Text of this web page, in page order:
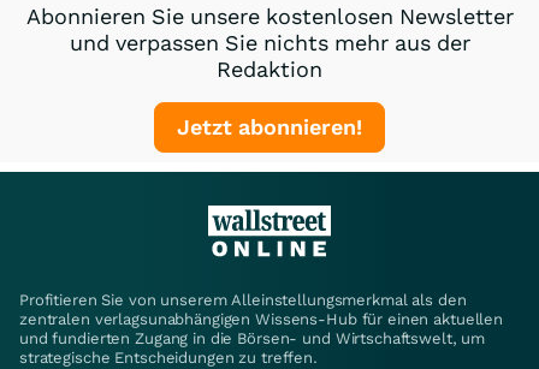
Abonnieren Sie unsere kostenlosen Newsletter
und verpassen Sie nichts mehr aus der
Redaktion
Jetzt abonnieren!
Profitieren Sie von unserem Alleinstellungsmerkmal als den
zentralen verlagsunabhängigen Wissens-Hub für einen aktuellen
und fundierten Zugang in die Börsen- und Wirtschaftswelt, um
strategische Entscheidungen zu treffen.